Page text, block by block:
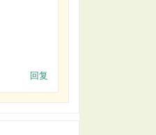
回复